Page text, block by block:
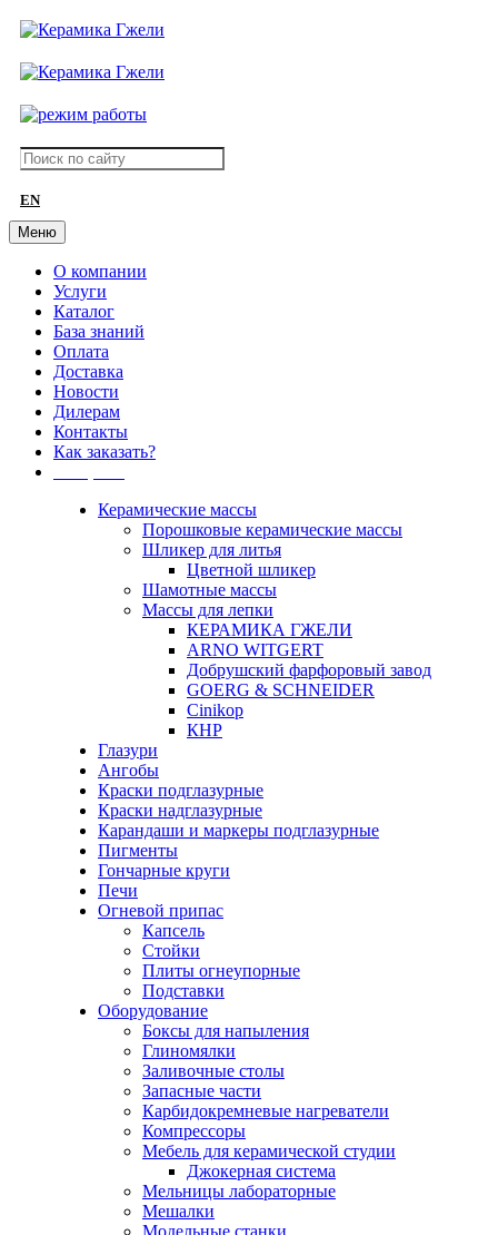
EN
Меню
О компании
Услуги
Каталог
База знаний
Оплата
Доставка
Новости
Дилерам
Контакты
Как заказать?
Керамические массы
Порошковые керамические массы
Шликер для литья
Цветной шликер
Шамотные массы
Массы для лепки
КЕРАМИКА ГЖЕЛИ
ARNO WITGERT
Добрушский фарфоровый завод
GOERG & SCHNEIDER
Cinikop
КНР
Глазури
Ангобы
Краски подглазурные
Краски надглазурные
Карандаши и маркеры подглазурные
Пигменты
Гончарные круги
Печи
Огневой припас
Капсель
Стойки
Плиты огнеупорные
Подставки
Оборудование
Боксы для напыления
Глиномялки
Заливочные столы
Запасные части
Карбидокремневые нагреватели
Компрессоры
Мебель для керамической студии
Джокерная система
Мельницы лабораторные
Мешалки
Модельные станки